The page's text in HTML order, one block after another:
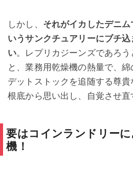
しかし、 それがイカしたデニ
いうサンクチュアリーにブチ
い。レプリカジーンズであろ
と、業務用乾燥機の熱量で、綿
デットストックを追随する尊
根底から思い出し、自覚させ直
要はコインランドリー
機！